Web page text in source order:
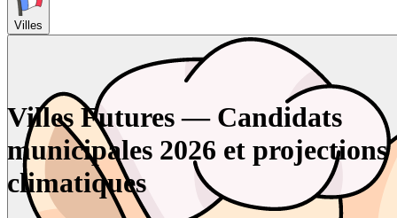
Villes
Villes Futures — Candidats
municipales 2026 et projections
climatiques